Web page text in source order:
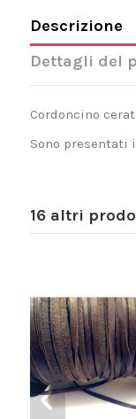
Descrizione
Dettagli del
Cordoncino
Sono presentati
16 altri